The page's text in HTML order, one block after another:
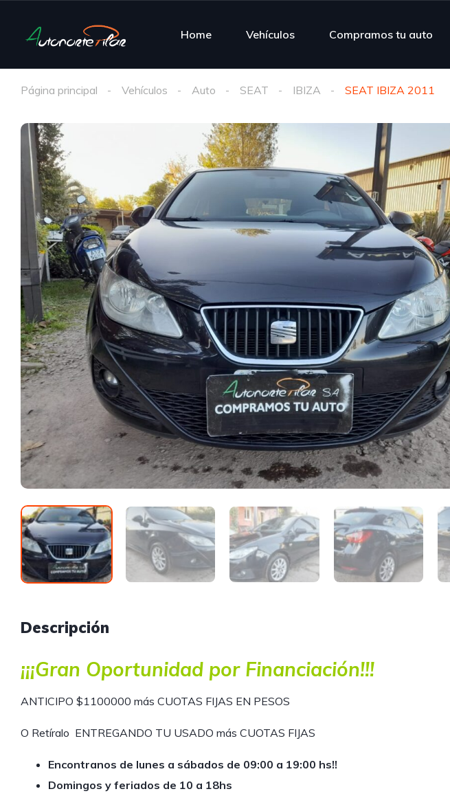
Home Vehículos Compramos tu auto
Página principal Vehículos Auto SEAT IBIZA SEAT IBIZA 2011
Descripción
¡¡¡Gran Oportunidad por Financiación!!!
ANTICIPO $1100000 más CUOTAS FIJAS EN PESOS
O Retíralo ENTREGANDO TU USADO más CUOTAS FIJAS
Encontranos de lunes a sábados de 09:00 a 19:00 hs!!
Domingos y feriados de 10 a 18hs